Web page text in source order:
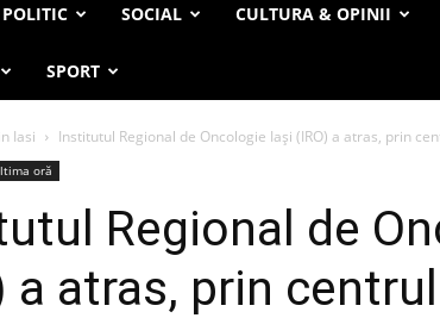
POLITIC SOCIAL CULTURA & OPINII
SPORT
Iasi Institutul Regional de Oncologie Iaşi (IRO) a atras, prin
oră
Regional de
a atras, prin